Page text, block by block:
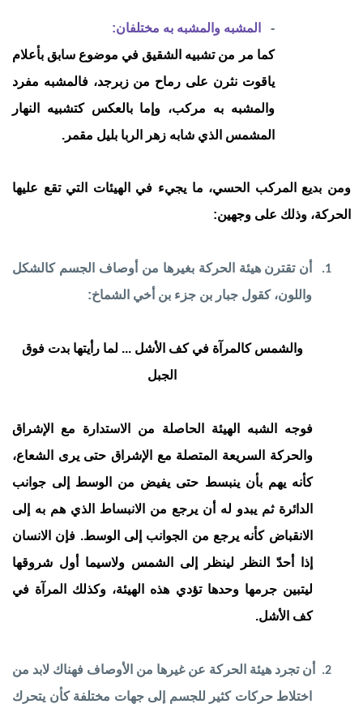
-
المشبه والمشبه به مختلفان:
كما مر من تشبيه الشقيق في موضوع سابق بأعلام
ياقوت نثرن على رماح من زبرجد، فالمشبه مفرد
والمشبه به مركب، وإما بالعكس كتشبيه النهار
المشمس الذي شابه زهر الربا بليل مقمر.
ومن بديع المركب الحسي، ما يجيء في الهيئات التي تقع عليها
الحركة، وذلك على وجهين:
1.
أن تقترن هيئة الحركة بغيرها من أوصاف الجسم كالشكل
واللون، كقول جبار بن جزء بن أخي الشماخ:
والشمس كالمرآة في كف الأشل ... لما رأيتها بدت فوق
الجبل
فوجه الشبه الهيئة الحاصلة من الاستدارة مع الإشراق
والحركة السريعة المتصلة مع الإشراق حتى يرى الشعاع،
كأنه يهم بأن ينبسط حتى يفيض من الوسط إلى جوانب
الدائرة ثم يبدو له أن يرجع من الانبساط الذي هم به إلى
الانقباض كأنه يرجع من الجوانب إلى الوسط. فإن الانسان
إذا أحدّ النظر لينظر إلى الشمس ولاسيما أول شروقها
ليتبين جرمها وحدها تؤدي هذه الهيئة، وكذلك المرآة في
كف الأشل.
2.
أن تجرد هيئة الحركة عن غيرها من الأوصاف فهناك لابد من
اختلاط حركات كثير للجسم إلى جهات مختلفة كأن يتحرك